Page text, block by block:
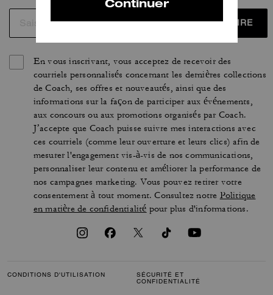
S’INSCRIRE
En vous inscrivant, vous acceptez de recevoir des
courriels personnalisés concernant les dernières collections
de Coach, ses offres et nouveautés, ainsi que des
informations sur la façon de participer aux événements,
aux concours ou aux promotions organisés par Coach.
J’accepte que Coach puisse suivre mes interactions avec
ces courriels (comme leur ouverture et leurs clics) afin de
mesurer l'engagement vis-à-vis de nos communications,
personnaliser leur contenu et améliorer la performance de
nos campagnes marketing. Vous pouvez retirer votre
consentement à tout moment. Consultez notre Politique
en matière de confidentialité pour plus d'informations.
CONDITIONS D'UTILISATION
SÉCURITÉ ET
CONFIDENTIALITÉ